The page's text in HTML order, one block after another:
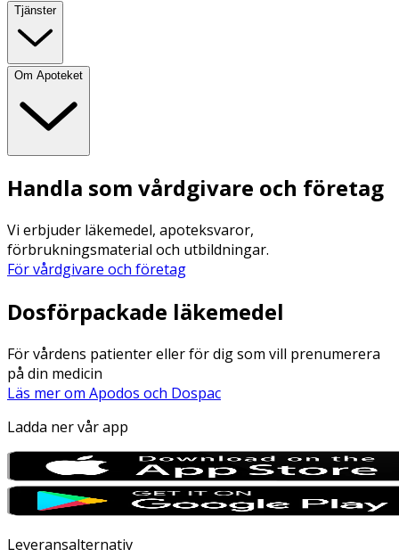
Tjänster
Om Apoteket
Handla som vårdgivare och företag
Vi erbjuder läkemedel, apoteksvaror,
förbrukningsmaterial och utbildningar.
För vårdgivare och företag
Dosförpackade läkemedel
För vårdens patienter eller för dig som vill prenumerera
på din medicin
Läs mer om Apodos och Dospac
Ladda ner vår app
Leveransalternativ